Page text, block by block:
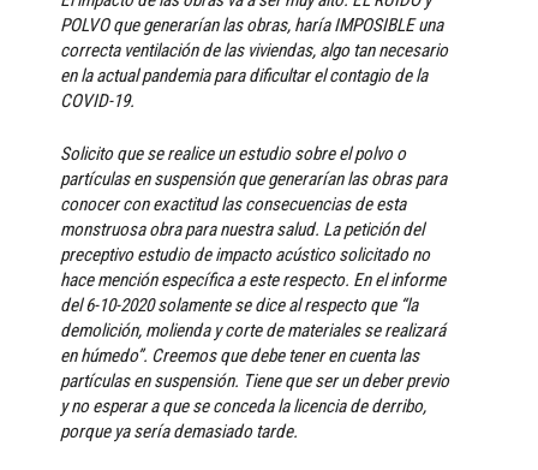
POLVO que generarían las obras, haría IMPOSIBLE una
correcta ventilación de las viviendas, algo tan necesario
en la actual pandemia para dificultar el contagio de la
COVID-19.
Solicito que se realice un estudio sobre el polvo o
partículas en suspensión que generarían las obras para
conocer con exactitud las consecuencias de esta
monstruosa obra para nuestra salud. La petición del
preceptivo estudio de impacto acústico solicitado no
hace mención específica a este respecto. En el informe
del 6-10-2020 solamente se dice al respecto que “la
demolición, molienda y corte de materiales se realizará
en húmedo”. Creemos que debe tener en cuenta las
partículas en suspensión. Tiene que ser un deber previo
y no esperar a que se conceda la licencia de derribo,
porque ya sería demasiado tarde.